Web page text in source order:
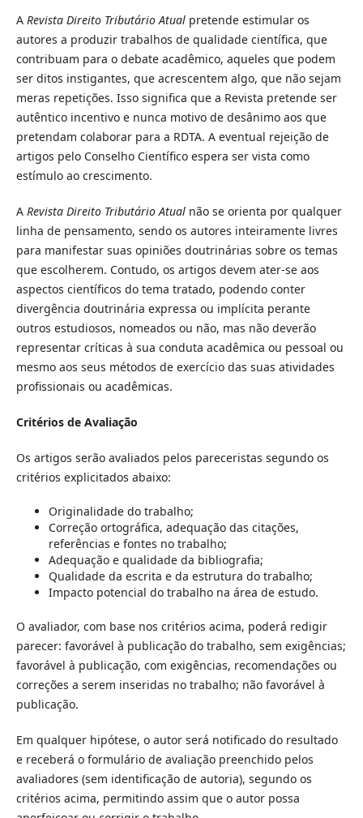
A Revista Direito Tributário Atualpretende estimular os
autores a produzir trabalhos de qualidade científica, que
contribuam para o debate acadêmico, aqueles que podem
ser ditos instigantes, que acrescentem algo, que não sejam
meras repetições. Isso significa que a Revista pretende ser
autêntico incentivo e nunca motivo de desânimo aos que
pretendam colaborar para a RDTA. A eventual rejeição de
artigos pelo Conselho Científico espera ser vista como
estímulo ao crescimento.
A Revista Direito Tributário Atualnão se orienta por qualquer
linha de pensamento, sendo os autores inteiramente livres
para manifestar suas opiniões doutrinárias sobre os temas
que escolherem. Contudo, os artigos devem ater-se aos
aspectos científicos do tema tratado, podendo conter
divergência doutrinária expressa ou implícita perante
outros estudiosos, nomeados ou não, mas não deverão
representar críticas à sua conduta acadêmica ou pessoal ou
mesmo aos seus métodos de exercício das suas atividades
profissionais ou acadêmicas.
Critérios de Avaliação
Os artigos serão avaliados pelos pareceristas segundo os
critérios explicitados abaixo:
Originalidade do trabalho;
Correção ortográfica, adequação das citações,
referências e fontes no trabalho;
Adequação e qualidade da bibliografia;
Qualidade da escrita e da estrutura do trabalho;
Impacto potencial do trabalho na área de estudo.
O avaliador, com base nos critérios acima, poderá redigir
parecer: favorável à publicação do trabalho, sem exigências;
favorável à publicação, com exigências, recomendações ou
correções a serem inseridas no trabalho; não favorável à
publicação.
Em qualquer hipótese, o autor será notificado do resultado
e receberá o formulário de avaliação preenchido pelos
avaliadores (sem identificação de autoria), segundo os
critérios acima, permitindo assim que o autor possa